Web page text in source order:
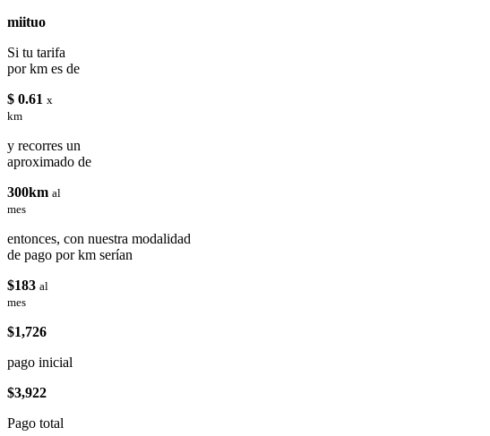
miituo
Si tu tarifa
por km es de
$ 0.61 x
km
y recorres un
aproximado de
300km al
mes
entonces, con nuestra modalidad
de pago por km serían
$183 al
mes
$1,726
pago inicial
$3,922
Pago total